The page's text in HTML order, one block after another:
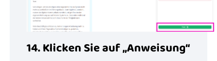
14. Klicken Sie auf „Anweisung“